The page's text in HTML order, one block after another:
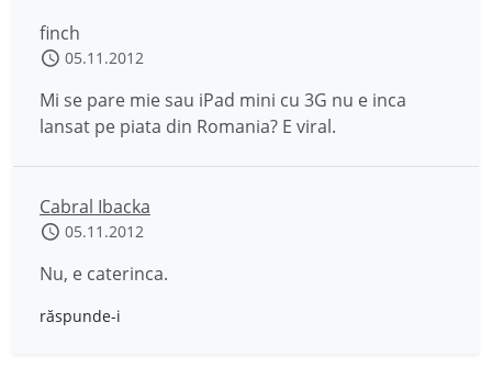
finch
05.11.2012
Mi se pare mie sau iPad mini cu 3G nu e inca
lansat pe piata din Romania? E viral.
Cabral Ibacka
05.11.2012
Nu, e caterinca.
răspunde-i